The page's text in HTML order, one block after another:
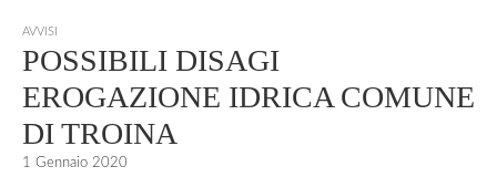
AVVISI
POSSIBILI DISAGI
EROGAZIONE IDRICA COMUNE
DI TROINA
1 Gennaio 2020